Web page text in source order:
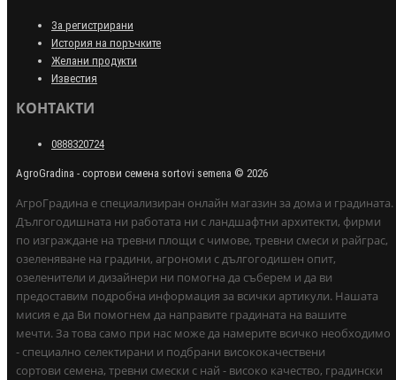
За регистрирани
История на поръчките
Желани продукти
Известия
КОНТАКТИ
0888320724
AgroGradina - сортови семена sortovi semena © 2026
АгроГрадина е специализиран онлайн магазин за дома и градината.
Дългогодишната ни работата ни с ландшафтни архитекти, фирми
по изграждане на тревни площи с чимове, тревни смеси и райграс,
озеленяване на градини, агрономи с дългогодишен опит,
озеленители и дизайнери ни помогна да съберем и да ви
предоставим подробна информация за всички артикули. Нашата
мисия е да Ви помогнем да направите градината на вашите
мечти. За това само при нас може да намерите всичко необходимо
- специално селектирани и подбрани висококачествени
сортови семена, тревни смески с най - високо качество, градински